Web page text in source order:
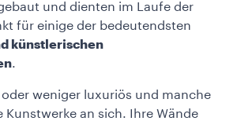
und dienten im Laufe der
für einige der bedeutendsten
künstlerischen
.
oder weniger luxuriös und manche
Kunstwerke an sich. Ihre Wände